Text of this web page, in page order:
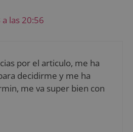
las 20:56
por el articulo, me ha
decidirme y me ha
me va super bien con